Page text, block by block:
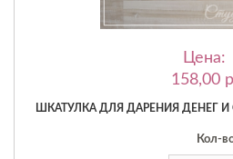
Цена:
158,00
ШКАТУЛКА ДЛЯ ДАРЕНИЯ ДЕНЕГ И
Кол-